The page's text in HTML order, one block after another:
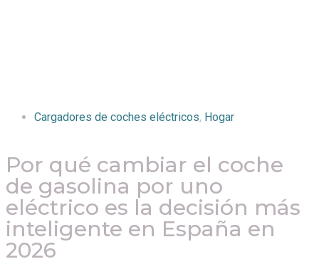
Cargadores de coches eléctricos, Hogar
Por qué cambiar el coche
de gasolina por uno
eléctrico es la decisión más
inteligente en España en
2026